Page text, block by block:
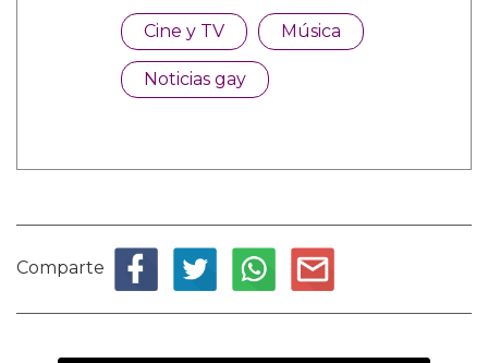
Cine y TV Música
Noticias gay
Comparte